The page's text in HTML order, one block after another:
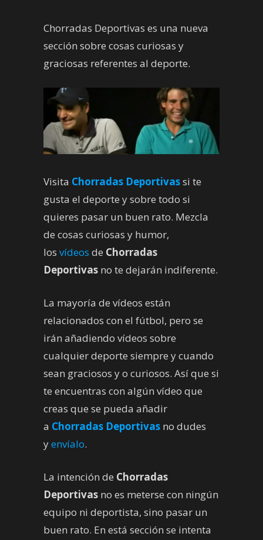
Chorradas Deportivas es una nueva
sección sobre cosas curiosas y
graciosas referentes al deporte.
Visita Chorradas Deportivassi te
gusta el deporte y sobre todo si
quieres pasar un buen rato. Mezcla
de cosas curiosas y humor,
los vídeos de Chorradas
Deportivas no te dejarán indiferente.
La mayoría de vídeos están
relacionados con el fútbol, pero se
irán añadiendo vídeos sobre
cualquier deporte siempre y cuando
sean graciosos y o curiosos. Así que si
te encuentras con algún vídeo que
creas que se pueda añadir
a Chorradas Deportivas no dudes
yenvíalo.
La intención de Chorradas
Deportivas no es meterse con ningún
equipo ni deportista, sino pasar un
buen rato. En está sección se intenta